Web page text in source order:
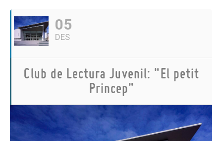
05
DES
Club de Lectura Juvenil: "El petit
Princep"